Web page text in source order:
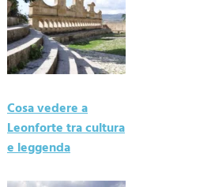
Cosa vedere a
Leonforte tra cultura
e leggenda